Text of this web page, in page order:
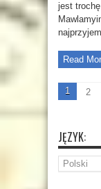
jest
Read
1 2
JĘZYK: